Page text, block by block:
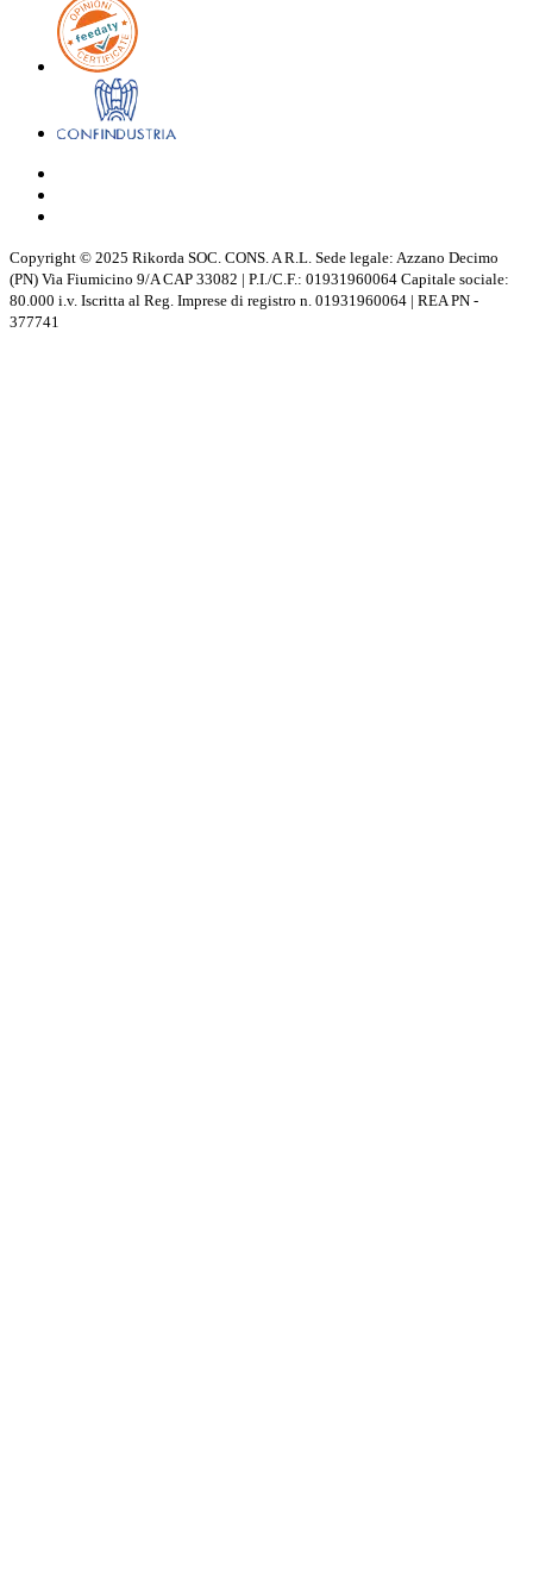
Copyright © 2025 Rikorda SOC. CONS. A R.L. Sede legale: Azzano Decimo
(PN) Via Fiumicino 9/A CAP 33082 | P.I./C.F.: 01931960064 Capitale sociale:
80.000 i.v. Iscritta al Reg. Imprese di registro n. 01931960064 | REA PN -
377741